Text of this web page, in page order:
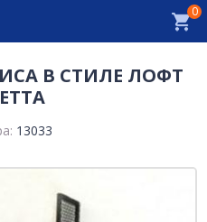
0
В СТИЛЕ ЛОФТ
13033